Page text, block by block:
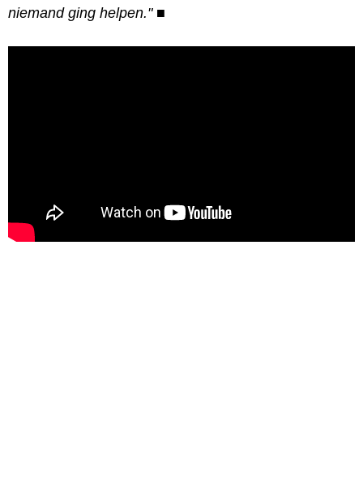
niemand ging helpen." ■